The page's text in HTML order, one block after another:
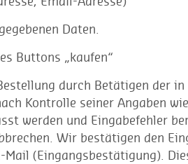
Daten.
Buttons „kaufen“
durch Betätigen der
Kontrolle seiner Angaben
werden und Eingabefehler
Wir bestätigen den
(Eingangsbestätigung).